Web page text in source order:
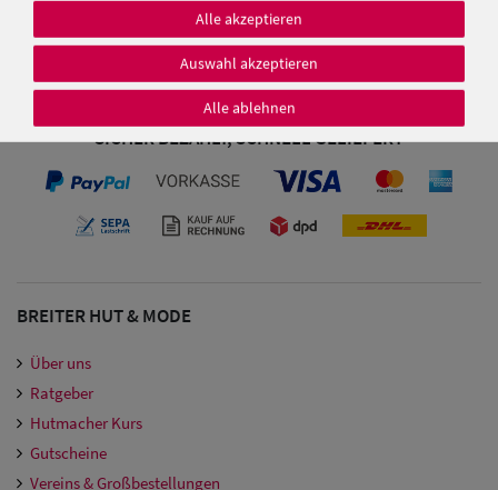
Marienplatz
089 - 89 05 84 01
SICHER BEZAHLT, SCHNELL GELIEFERT
BREITER HUT & MODE
Über uns
Ratgeber
Hutmacher Kurs
Gutscheine
Vereins & Großbestellungen
Alle akzeptieren
Auswahl akzeptieren
Alle ablehnen